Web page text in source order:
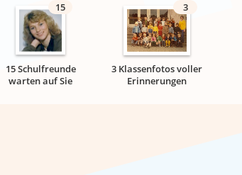
15
15 Schulfreunde
warten auf Sie
3
3 Klassenfotos voller
Erinnerungen